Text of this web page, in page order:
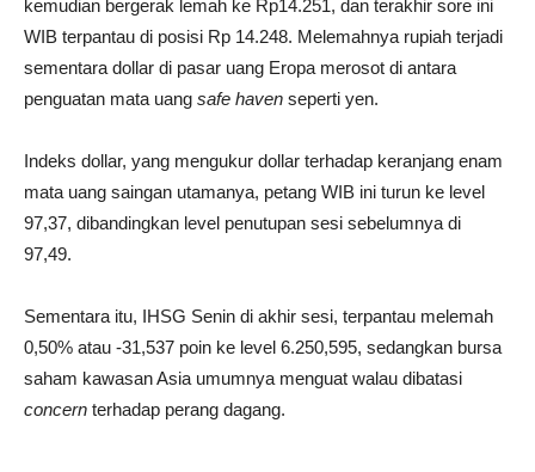
kemudian bergerak lemah ke Rp14.251, dan terakhir sore ini
WIB terpantau di posisi Rp 14.248. Melemahnya rupiah terjadi
sementara dollar di pasar uang Eropa merosot di antara
penguatan mata uang safe haven seperti yen.
Indeks dollar, yang mengukur dollar terhadap keranjang enam
mata uang saingan utamanya, petang WIB ini turun ke level
97,37, dibandingkan level penutupan sesi sebelumnya di
97,49.
Sementara itu, IHSG Senin di akhir sesi, terpantau melemah
0,50% atau -31,537 poin ke level 6.250,595, sedangkan bursa
saham kawasan Asia umumnya menguat walau dibatasi
concern terhadap perang dagang.